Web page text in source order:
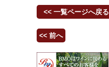
<< 一覧ページへ戻る
<< 前へ